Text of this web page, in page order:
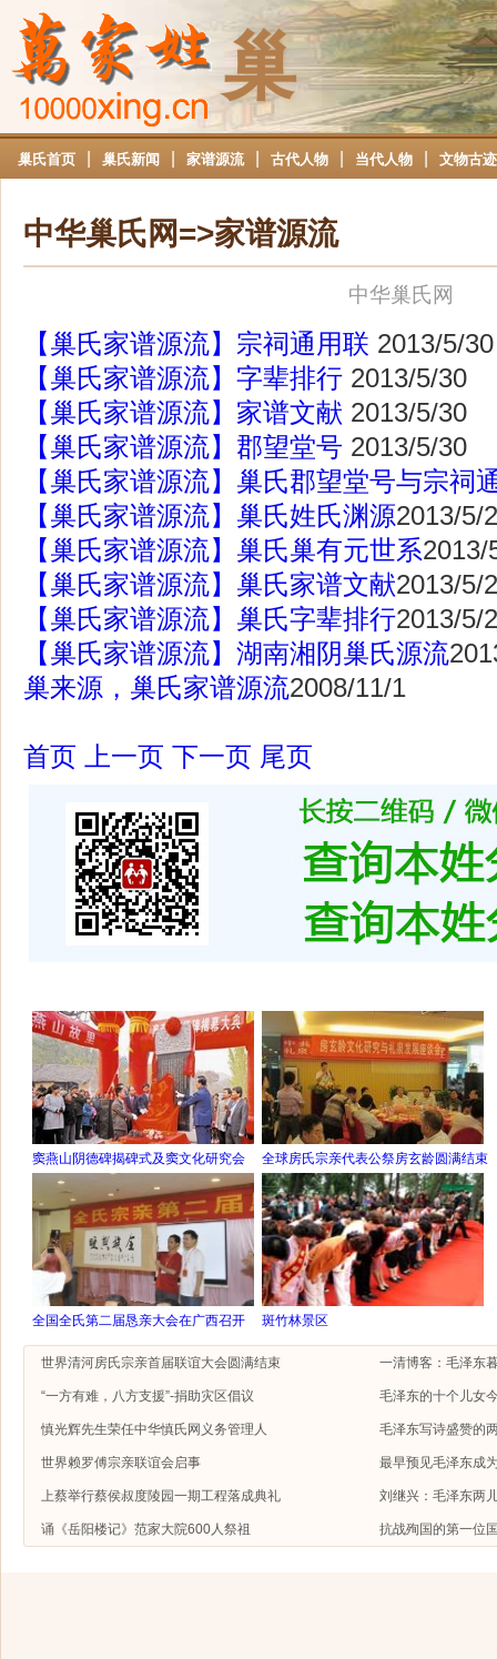
巢
巢氏首页 巢氏新闻 家谱源流 古代人物 当代人物 文物古迹
中华巢氏网=>家谱源流
中华巢氏网
【巢氏家谱源流】宗祠通用联 2013/5/30
【巢氏家谱源流】字辈排行 2013/5/30
【巢氏家谱源流】家谱文献 2013/5/30
【巢氏家谱源流】郡望堂号 2013/5/30
【巢氏家谱源流】巢氏郡望堂号与宗祠
【巢氏家谱源流】巢氏姓氏渊源2013/5/
【巢氏家谱源流】巢氏巢有元世系2013/
【巢氏家谱源流】巢氏家谱文献2013/5/
【巢氏家谱源流】巢氏字辈排行2013/5/
【巢氏家谱源流】湖南湘阴巢氏源流
巢来源，巢氏家谱源流2008/11/1
首页 上一页 下一页 尾页
窦燕山阴德碑揭碑式及窦文化研究会 全球房氏宗亲代表公祭房玄龄圆满结束
全国全氏第二届恳亲大会在广西召开 斑竹林景区
世界清河房氏宗亲首届联谊大会圆满结束 一清博客：毛泽东
“一方有难，八方支援”-捐助灾区倡议 毛泽东的十个儿女
慎光辉先生荣任中华慎氏网义务管理人 毛泽东写诗盛赞的
世界赖罗傅宗亲联谊会启事 最早预见毛泽东成
上蔡举行蔡侯叔度陵园一期工程落成典礼 刘继兴：毛泽东两
诵《岳阳楼记》范家大院600人祭祖 抗战殉国的第一位